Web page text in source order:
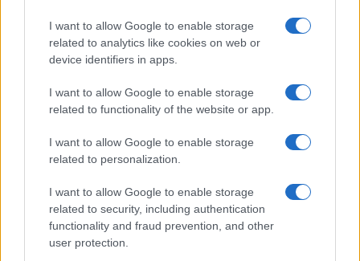
I want to allow Google to enable storage
related to analytics like cookies on web or
device identifiers in apps.
I want to allow Google to enable storage
related to functionality of the website or app.
I want to allow Google to enable storage
related to personalization.
I want to allow Google to enable storage
related to security, including authentication
functionality and fraud prevention, and other
user protection.
va avanti: “Sicilia, ci sono”
mondo per una notte
Giorgia Meloni a La Maddalena, la vicesindaco:
“Orgoglio e discrezione per visita privata̶…
Incendio nella notte a Olbia, a fuoco due furgoni